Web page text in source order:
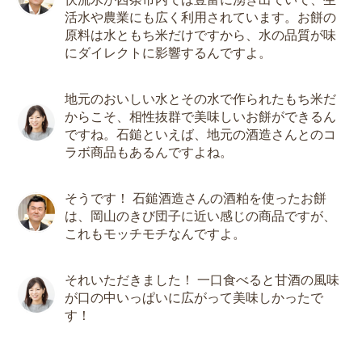
活水や農業にも広く利用されています。お餅の
原料は水ともち米だけですから、水の品質が味
にダイレクトに影響するんですよ。
地元のおいしい水とその水で作られたもち米だ
からこそ、相性抜群で美味しいお餅ができるん
ですね。石鎚といえば、地元の酒造さんとのコ
ラボ商品もあるんですよね。
そうです！ 石鎚酒造さんの酒粕を使ったお餅
は、岡山のきび団子に近い感じの商品ですが、
これもモッチモチなんですよ。
それいただきました！ 一口食べると甘酒の風味
が口の中いっぱいに広がって美味しかったで
す！